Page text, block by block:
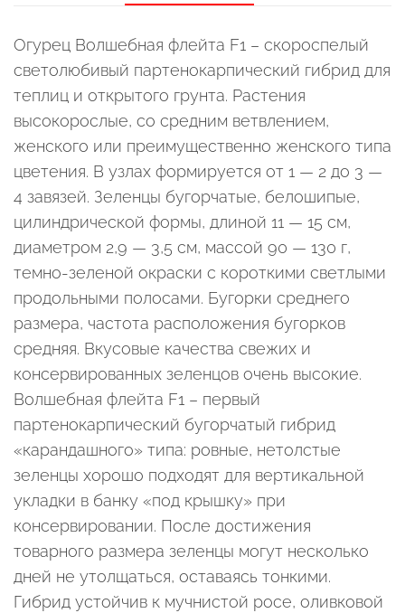
Огурец Волшебная флейта F1 – скороспелый
светолюбивый партенокарпический гибрид для
теплиц и открытого грунта. Растения
высокорослые, со средним ветвлением,
женского или преимущественно женского типа
цветения. В узлах формируется от 1 — 2 до 3 —
4 завязей. Зеленцы бугорчатые, белошипые,
цилиндрической формы, длиной 11 — 15 см,
диаметром 2,9 — 3,5 см, массой 90 — 130 г,
темно-зеленой окраски с короткими светлыми
продольными полосами. Бугорки среднего
размера, частота расположения бугорков
средняя. Вкусовые качества свежих и
консервированных зеленцов очень высокие.
Волшебная флейта F1 – первый
партенокарпический бугорчатый гибрид
«карандашного» типа: ровные, нетолстые
зеленцы хорошо подходят для вертикальной
укладки в банку «под крышку» при
консервировании. После достижения
товарного размера зеленцы могут несколько
дней не утолщаться, оставаясь тонкими.
Гибрид устойчив к мучнистой росе, оливковой